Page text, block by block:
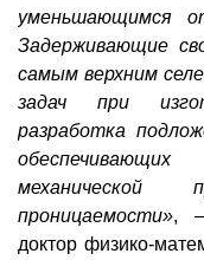
уменьшающимся
Задерживающие
самым верхним
задач при
разработка
механической
проницаемости», —
доктор физико-